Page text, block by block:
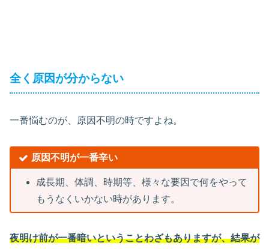
全く原因が分からない
一番悩むのが、原因不明の時ですよね。
原因不明が一番辛い
成長期、体調、時期等、様々な要因で何をやって
もうなくいかない時があります。
夜明け前が一番暗いということわざもありますが、結果が